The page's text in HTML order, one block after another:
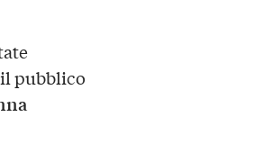
pubblico